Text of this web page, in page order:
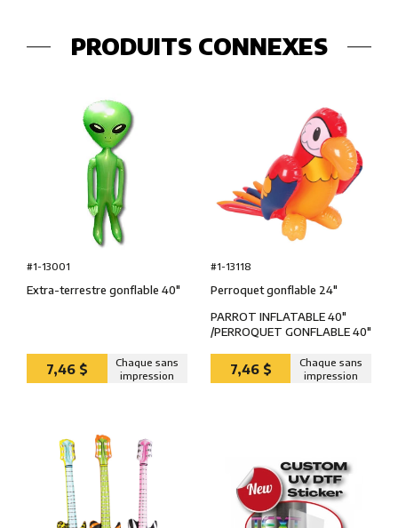
PRODUITS CONNEXES
#1-13001
Extra-terrestre gonflable 40″
7,46 $
Chaque sans
impression
#1-13118
Perroquet gonflable 24″
PARROT INFLATABLE 40″
/PERROQUET GONFLABLE 40″
7,46 $
Chaque sans
impression